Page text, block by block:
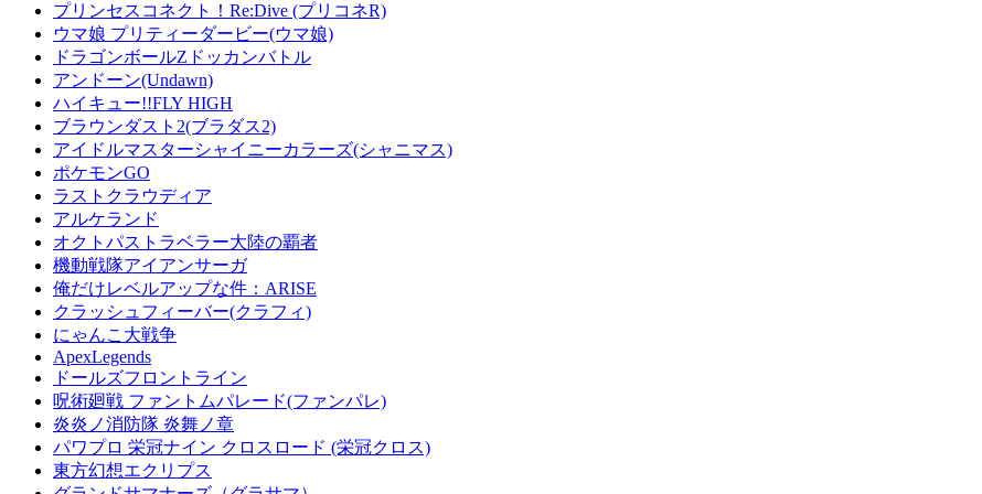
プリンセスコネクト！Re:Dive (プリコネR)
ウマ娘 プリティーダービー(ウマ娘)
ドラゴンボールZドッカンバトル
アンドーン(Undawn)
ハイキュー!!FLY HIGH
ブラウンダスト2(ブラダス2)
アイドルマスターシャイニーカラーズ(シャニマス)
ポケモンGO
ラストクラウディア
アルケランド
オクトパストラベラー大陸の覇者
機動戦隊アイアンサーガ
俺だけレベルアップな件：ARISE
クラッシュフィーバー(クラフィ)
にゃんこ大戦争
ApexLegends
ドールズフロントライン
呪術廻戦 ファントムパレード(ファンパレ)
炎炎ノ消防隊 炎舞ノ章
パワプロ 栄冠ナイン クロスロード (栄冠クロス)
東方幻想エクリプス